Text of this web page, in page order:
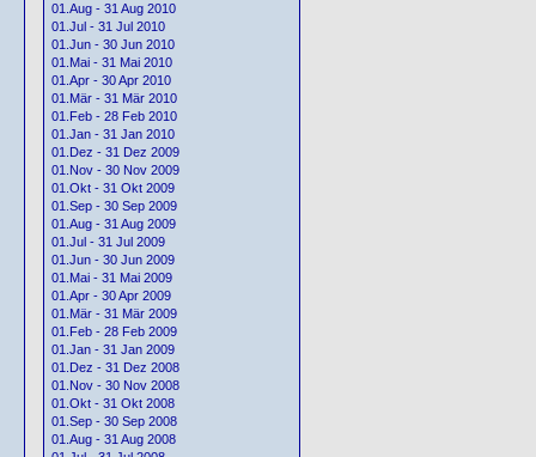
01.Aug - 31 Aug 2010
01.Jul - 31 Jul 2010
01.Jun - 30 Jun 2010
01.Mai - 31 Mai 2010
01.Apr - 30 Apr 2010
01.Mär - 31 Mär 2010
01.Feb - 28 Feb 2010
01.Jan - 31 Jan 2010
01.Dez - 31 Dez 2009
01.Nov - 30 Nov 2009
01.Okt - 31 Okt 2009
01.Sep - 30 Sep 2009
01.Aug - 31 Aug 2009
01.Jul - 31 Jul 2009
01.Jun - 30 Jun 2009
01.Mai - 31 Mai 2009
01.Apr - 30 Apr 2009
01.Mär - 31 Mär 2009
01.Feb - 28 Feb 2009
01.Jan - 31 Jan 2009
01.Dez - 31 Dez 2008
01.Nov - 30 Nov 2008
01.Okt - 31 Okt 2008
01.Sep - 30 Sep 2008
01.Aug - 31 Aug 2008